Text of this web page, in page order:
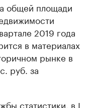
общей площади
2019 года
в материалах
рынке в
руб. за
статистики, в I